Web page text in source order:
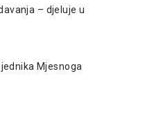
– djeluje u
Mjesnoga